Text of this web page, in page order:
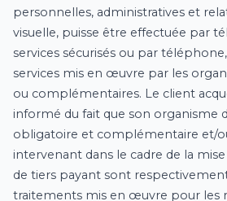
personnelles, administratives et
visuelle, puisse être effectuée par
services sécurisés ou par
services mis en œuvre par les
ou complémentaires. Le client
informé du fait que son organisme
obligatoire et complémentaire et/
intervenant dans le cadre de la
de tiers payant sont
traitements mis en œuvre pour les